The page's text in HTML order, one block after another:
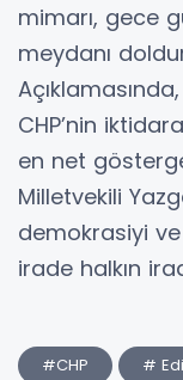
mimarı, gece
meydanı
CHP’nin
en net
Milletvekili
demokrasiyi
irade halkın
#CHP #